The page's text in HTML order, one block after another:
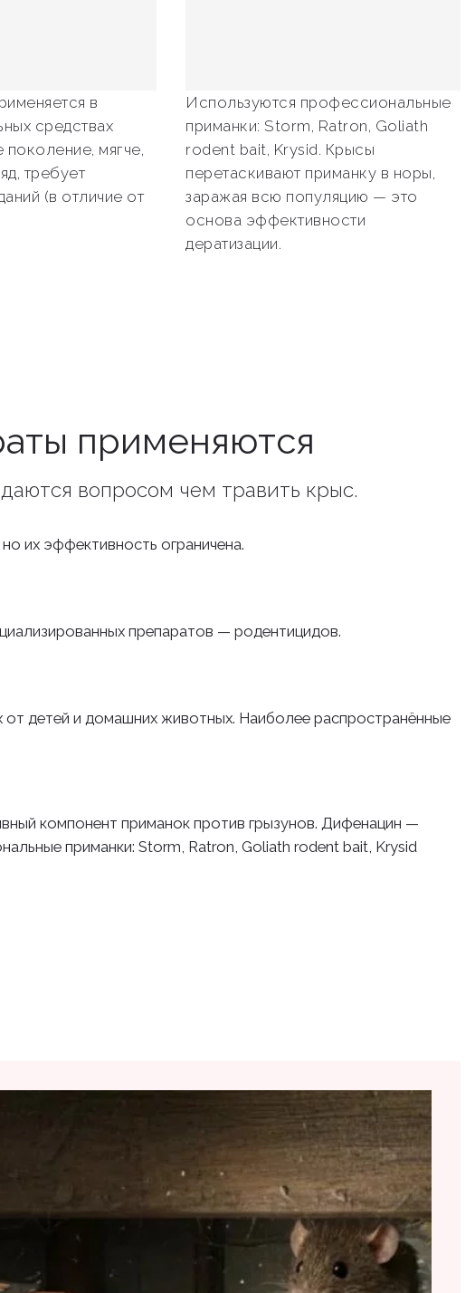
в
средствах
поколение, мягче,
требует
(в отличие от
Используются профессиональные
приманки: Storm, Ratron, Goliath
rodent bait, Krysid. Крысы
перетаскивают приманку в норы,
заражая всю популяцию — это
основа эффективности
дератизации.
применяются
вопросом чем травить крыс.
их эффективность ограничена.
препаратов — родентицидов.
детей и домашних животных. Наиболее распространённые
компонент приманок против грызунов. Дифенацин —
приманки: Storm, Ratron, Goliath rodent bait, Krysid